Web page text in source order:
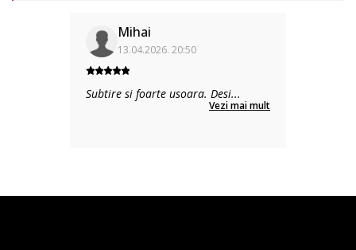
Mihai
13.04.2026. 20:50
Subtire si foarte usoara. Desi...
Vezi mai mult